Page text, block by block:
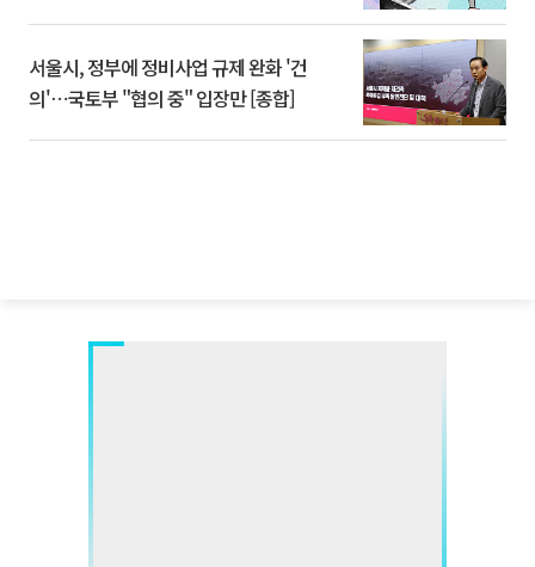
서울시, 정부에 정비사업 규제 완화 '건
의'⋯국토부 "협의 중" 입장만 [종합]